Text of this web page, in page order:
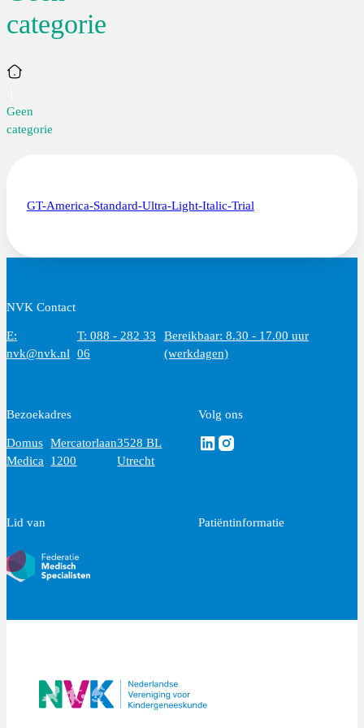
categorie
Home
Geen
categorie
GT-America-Standard-Ultra-Light-Italic-Trial
NVK Contact
E:
nvk@nvk.nl
T: 088 - 282 33
06
Bereikbaar: 8.30 - 17.00 uur
(werkdagen)
Bezoekadres
Domus
Medica
Mercatorlaan
1200
3528 BL
Utrecht
Volg ons
Volg ons via Linkedin
Volg ons via Instagram
Lid van Patiëntinformatie